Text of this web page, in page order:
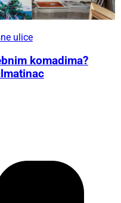
ulice
komadima?